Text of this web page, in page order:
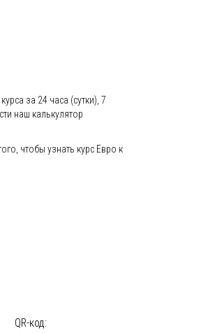
за 24 часа (сутки), 7
наш калькулятор
чтобы узнать курс Евро к
QR-код: